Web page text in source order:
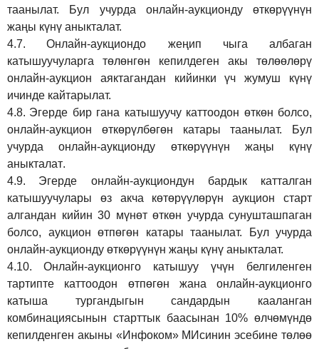
таанылат. Бул учурда онлайн-аукционду өткөрүүнүн
жаңы күнү аныкталат.
4.7.
Онлайн-аукциондо жеңип чыга албаган
катышуучуларга төлөнгөн кепилдеген акы төлөөлөрү
онлайн-аукцион аяктагандан кийинки үч жумуш күнү
ичинде кайтарылат.
4.8. Эгерде бир гана катышуучу каттоодон өткөн болсо,
онлайн-аукцион өткөрүлбөгөн катары таанылат.
Бул
учурда онлайн-аукционду өткөрүүнүн жаңы күнү
аныкталат.
4.9.
Эгерде онлайн-аукциондун бардык катталган
катышуучулары өз акча көтөрүүлөрүн аукцион старт
алгандан кийин 30 мүнөт өткөн учурда сунушташпаган
болсо, аукцион өтпөгөн катары таанылат. Бул учурда
онлайн-аукционду өткөрүүнүн жаңы күнү аныкталат.
4.10.
Онлайн-аукционго катышуу үчүн белгиленген
тартипте каттоодон өтпөгөн жана онлайн-аукционго
катыша тургандыгын сандардын кааланган
комбинациясынын старттык баасынан 10% өлчөмүндө
кепилденген акыны «Инфоком» МИсинин эсебине төлөө